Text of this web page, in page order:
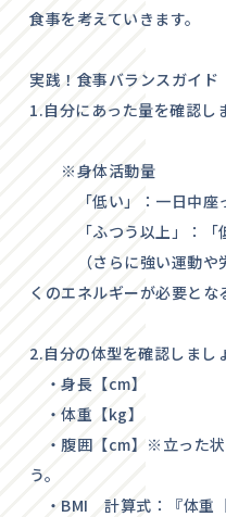
食事を考えていきます。
実践！食事バランスガイド
1.自分にあった量を確認し
※身体活動量
「低い」：一日中座っ
「ふつう以上」：「低
（さらに強い運動や労
くのエネルギーが必要とな
2.自分の体型を確認しまし
・身長【cm】
・体重【kg】
・腹囲【cm】※立った状
う。
・BMI 計算式：『体重